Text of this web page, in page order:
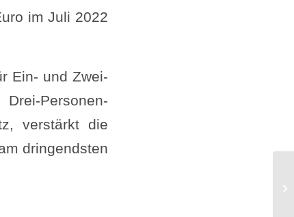
im Juli 2022
Ein- und Zwei-
Personen-
verstärkt die
dringendsten